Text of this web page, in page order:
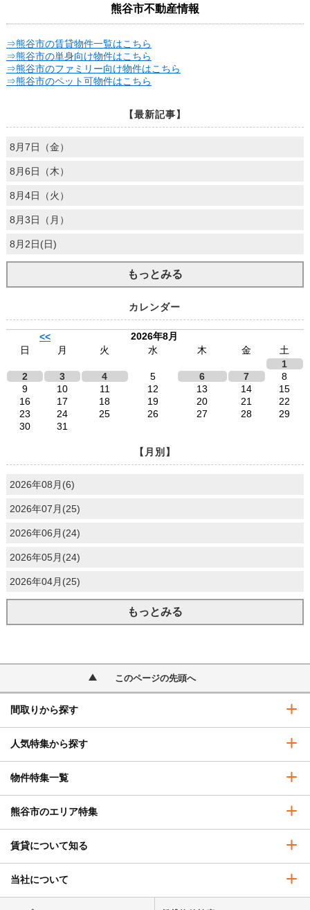
熊谷市不動産情報
⇒熊谷市の賃貸物件一覧はこちら
⇒熊谷市の単身向け物件はこちら
⇒熊谷市のファミリー向け物件はこちら
⇒熊谷市のペット可物件はこちら
【最新記事】
8月7日（金）
8月6日（木）
8月4日（火）
8月3日（月）
8月2日(日)
もっとみる
カレンダー
<<
2026年8月
日
月 火 水 木 金
土
1
2
3 4 5 6 7
8
9
10 11 12 13 14
15
16
17 18 19 20 21
22
23
24 25 26 27 28
29
30
31
【月別】
2026年08月(6)
2026年07月(25)
2026年06月(24)
2026年05月(24)
2026年04月(25)
もっとみる
このページの先頭へ
間取りから探す
人気特集から探す
物件特集一覧
熊谷市のエリア特集
賃貸について知る
当社について